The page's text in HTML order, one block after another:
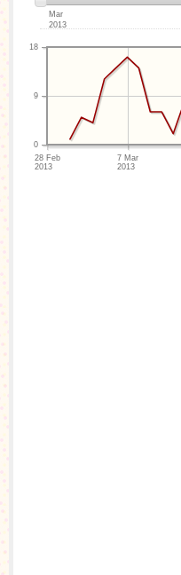
Mar
2013
28 Feb
2013
7 Mar
2013
0
9
18